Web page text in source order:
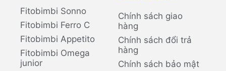
Fitobimbi Sonno
Fitobimbi Ferro C
Fitobimbi Appetito
Fitobimbi Omega
junior
Chính sách giao
hàng
Chính sách đổi trả
hàng
Chính sách bảo mật